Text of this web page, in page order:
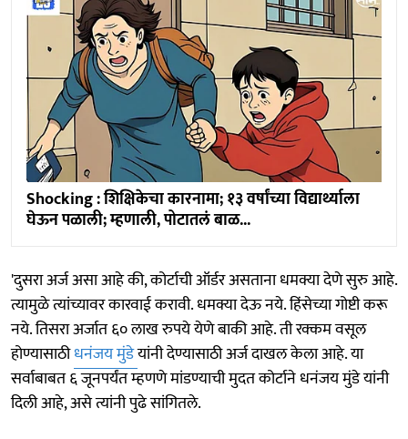
Shocking : शिक्षिकेचा कारनामा; १३ वर्षांच्या विद्यार्थ्याला
घेऊन पळाली; म्हणाली, पोटातलं बाळ...
'दुसरा अर्ज असा आहे की, कोर्टाची ऑर्डर असताना धमक्या देणे सुरु आहे.
त्यामुळे त्यांच्यावर कारवाई करावी. धमक्या देऊ नये. हिंसेच्या गोष्टी करू
नये. तिसरा अर्जात ६० लाख रुपये येणे बाकी आहे. ती रक्कम वसूल
होण्यासाठीधनंजय मुंडेयांनी देण्यासाठी अर्ज दाखल केला आहे. या
सर्वाबाबत ६ जूनपर्यंत म्हणणे मांडण्याची मुदत कोर्टाने धनंजय मुंडे यांनी
दिली आहे, असे त्यांनी पुढे सांगितले.